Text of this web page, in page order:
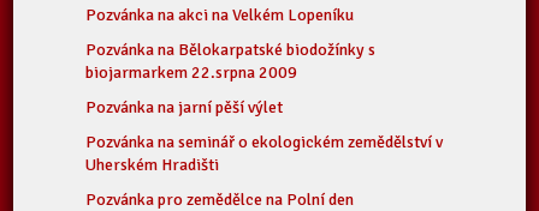
Pozvánka na akci na Velkém Lopeníku
Pozvánka na Bělokarpatské biodožínky s
biojarmarkem 22.srpna 2009
Pozvánka na jarní pěší výlet
Pozvánka na seminář o ekologickém zemědělství v
Uherském Hradišti
Pozvánka pro zemědělce na Polní den